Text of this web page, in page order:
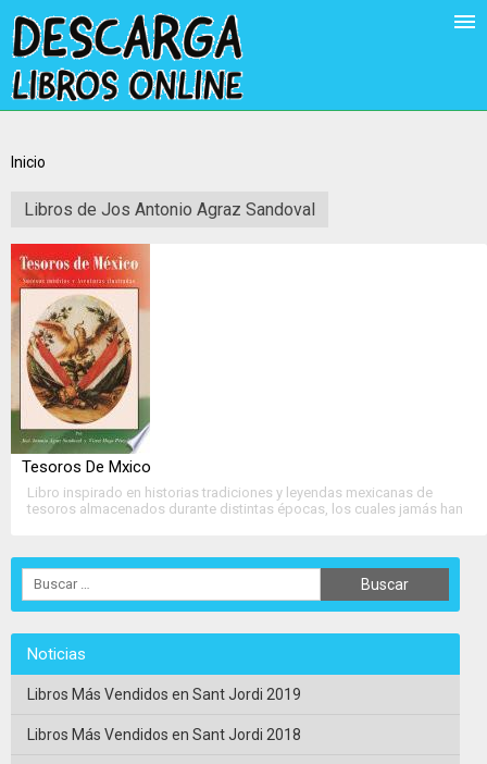
Inicio
Libros de Jos Antonio Agraz Sandoval
Tesoros De Mxico
Libro inspirado en historias tradiciones y leyendas mexicanas de
tesoros almacenados durante distintas épocas, los cuales jamás han
>>Ver Ficha Completa<<
Noticias
Libros Más Vendidos en Sant Jordi 2019
Libros Más Vendidos en Sant Jordi 2018